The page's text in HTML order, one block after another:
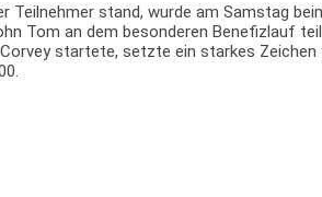
Teilnehmer stand, wurde am Samstag
Tom an dem besonderen Benefizlauf
startete, setzte ein starkes